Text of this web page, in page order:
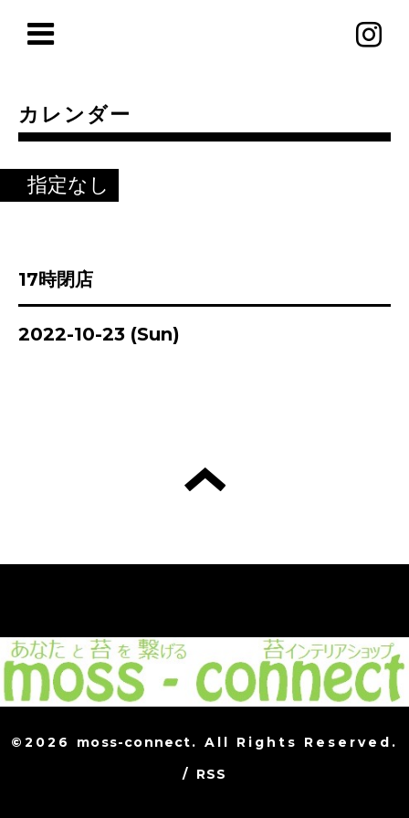
カレンダー
指定なし
17時閉店
2022-10-23 (Sun)
©2026 moss-connect. All Rights Reserved.
/ RSS